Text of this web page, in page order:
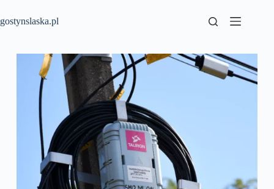
treści
gostynslaska.pl